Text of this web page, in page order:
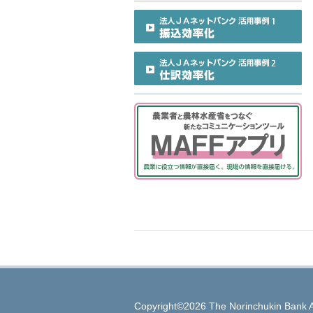
Copyright©2026 The Norinchukin Bank